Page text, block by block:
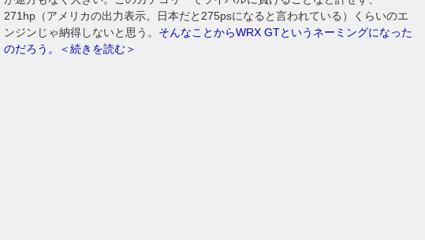
271hp（アメリカの出力表示。日本だと275psになると言われている）くらいのエ
ンジンじゃ納得しないと思う。 そんなことからWRX GTというネーミングになった
のだろう。＜続きを読む＞